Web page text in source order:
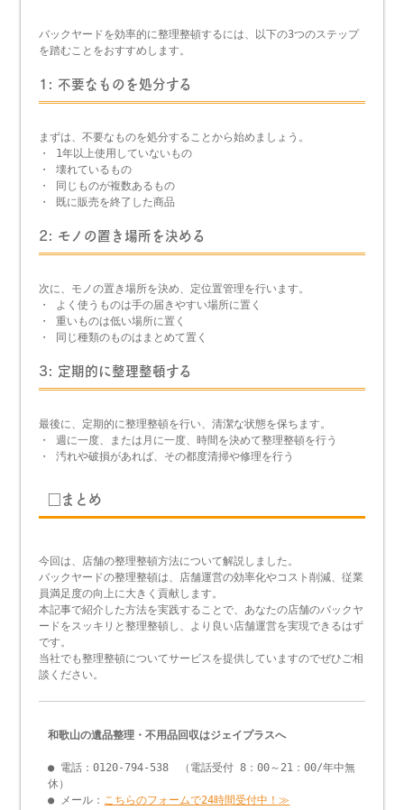
バックヤードを効率的に整理整頓するには、以下の3つのステップ
を踏むことをおすすめします。
1: 不要なものを処分する
まずは、不要なものを処分することから始めましょう。
・ 1年以上使用していないもの
・ 壊れているもの
・ 同じものが複数あるもの
・ 既に販売を終了した商品
2: モノの置き場所を決める
次に、モノの置き場所を決め、定位置管理を行います。
・ よく使うものは手の届きやすい場所に置く
・ 重いものは低い場所に置く
・ 同じ種類のものはまとめて置く
3: 定期的に整理整頓する
最後に、定期的に整理整頓を行い、清潔な状態を保ちます。
・ 週に一度、または月に一度、時間を決めて整理整頓を行う
・ 汚れや破損があれば、その都度清掃や修理を行う
□まとめ
今回は、店舗の整理整頓方法について解説しました。
バックヤードの整理整頓は、店舗運営の効率化やコスト削減、従業
員満足度の向上に大きく貢献します。
本記事で紹介した方法を実践することで、あなたの店舗のバックヤ
ードをスッキリと整理整頓し、より良い店舗運営を実現できるはず
です。
当社でも整理整頓についてサービスを提供していますのでぜひご相
談ください。
和歌山の遺品整理・不用品回収はジェイプラスへ
● 電話：0120-794-538 （電話受付 8：00～21：00/年中無
休）
● メール： こちらのフォームで24時間受付中！≫